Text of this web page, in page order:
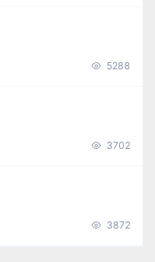
5288
3702
3872